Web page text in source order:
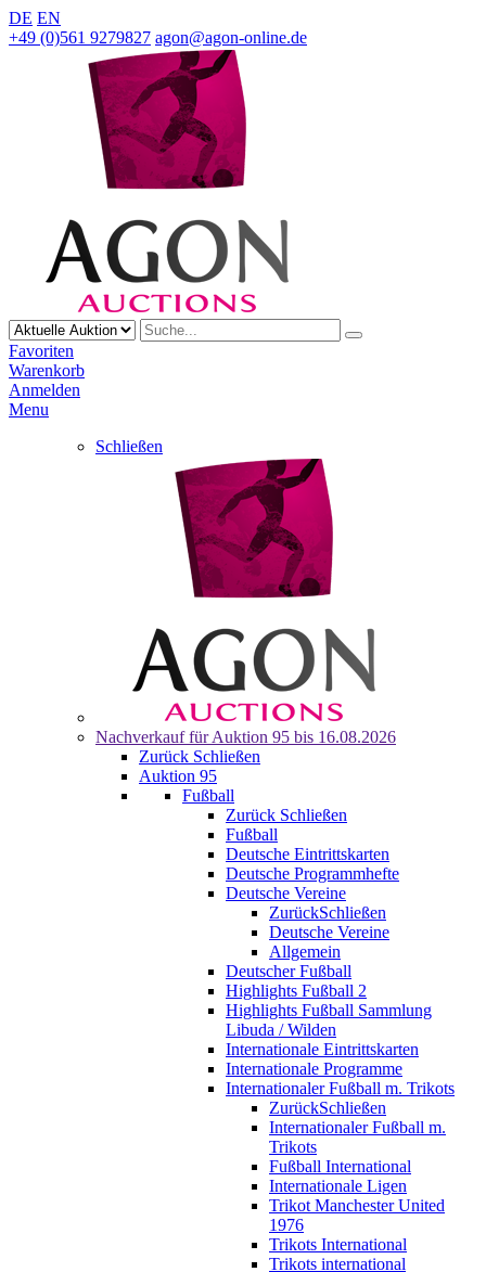
DE EN
+49 (0)561 9279827 agon@agon-online.de
Favoriten
Warenkorb
Anmelden
Menu
Schließen
Nachverkauf für Auktion 95 bis 16.08.2026
Zurück Schließen
Auktion 95
Fußball
Zurück Schließen
Fußball
Deutsche Eintrittskarten
Deutsche Programmhefte
Deutsche Vereine
ZurückSchließen
Deutsche Vereine
Allgemein
Deutscher Fußball
Highlights Fußball 2
Highlights Fußball Sammlung
Libuda / Wilden
Internationale Eintrittskarten
Internationale Programme
Internationaler Fußball m. Trikots
ZurückSchließen
Internationaler Fußball m.
Trikots
Fußball International
Internationale Ligen
Trikot Manchester United
1976
Trikots International
Trikots international